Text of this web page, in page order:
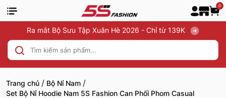
0
Ra mắt Bộ Sưu Tập Xuân Hè 2026 - Chỉ từ 139K
Trang chủ / Bộ Nỉ Nam /
Set Bộ Nỉ Hoodie Nam 5S Fashion Can Phối Phom Casual